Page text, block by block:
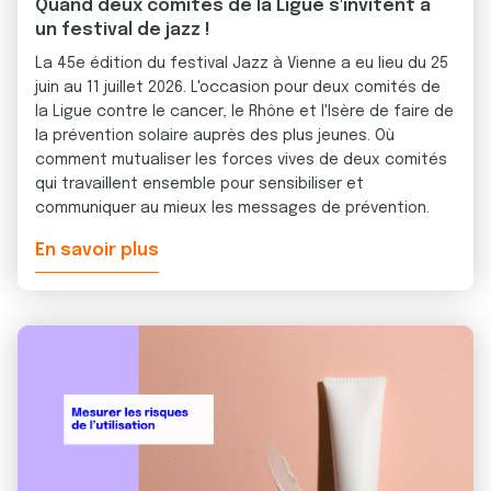
Quand deux comités de la Ligue s'invitent à
un festival de jazz !
La 45e édition du festival Jazz à Vienne a eu lieu du 25
juin au 11 juillet 2026. L'occasion pour deux comités de
la Ligue contre le cancer, le Rhône et l'Isère de faire de
la prévention solaire auprès des plus jeunes. Où
comment mutualiser les forces vives de deux comités
qui travaillent ensemble pour sensibiliser et
communiquer au mieux les messages de prévention.
En savoir plus